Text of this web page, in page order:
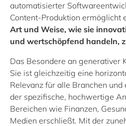
automatisierter
Content-Produktion ermöglicht
Art und Weise, wie sie
und wertschöpfend handeln,
Das Besondere an generativer
Sie ist gleichzeitig eine
Relevanz für alle Branchen
der spezifische, hochwertige
Bereichen wie Finanzen,
Medien erschließt. Mit der